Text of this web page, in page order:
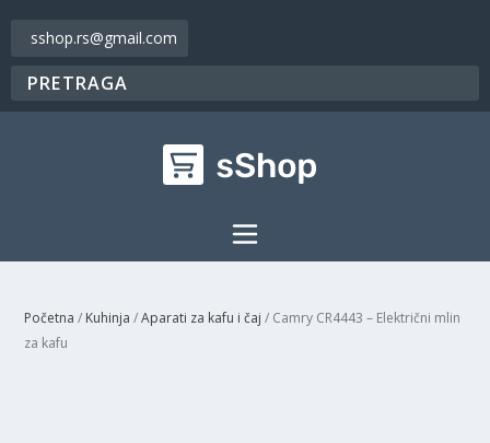
sshop.rs@gmail.com
Početna / Kuhinja /Aparati za kafu i čaj / Camry CR4443 – Električni mlin
za kafu